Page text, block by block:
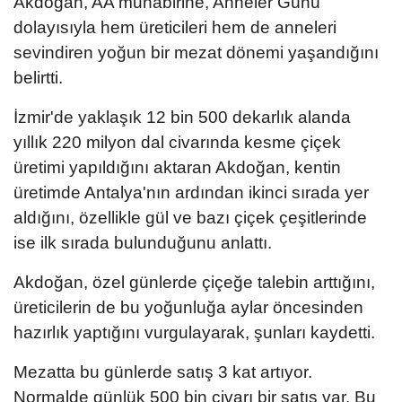
dolayısıyla hem üreticileri hem de anneleri
sevindiren yoğun bir mezat dönemi yaşandığını
belirtti.
İzmir'de yaklaşık 12 bin 500 dekarlık alanda
yıllık 220 milyon dal civarında kesme çiçek
üretimi yapıldığını aktaran Akdoğan, kentin
üretimde Antalya'nın ardından ikinci sırada yer
aldığını, özellikle gül ve bazı çiçek çeşitlerinde
ise ilk sırada bulunduğunu anlattı.
Akdoğan, özel günlerde çiçeğe talebin arttığını,
üreticilerin de bu yoğunluğa aylar öncesinden
hazırlık yaptığını vurgulayarak, şunları kaydetti.
Mezatta bu günlerde satış 3 kat artıyor.
Normalde günlük 500 bin civarı bir satış var. Bu